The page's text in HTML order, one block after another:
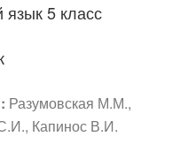
язык 5 класс
Разумовская М.М.,
Капинос В.И.